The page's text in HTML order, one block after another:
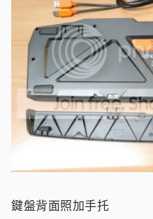
鍵盤背面照加手托